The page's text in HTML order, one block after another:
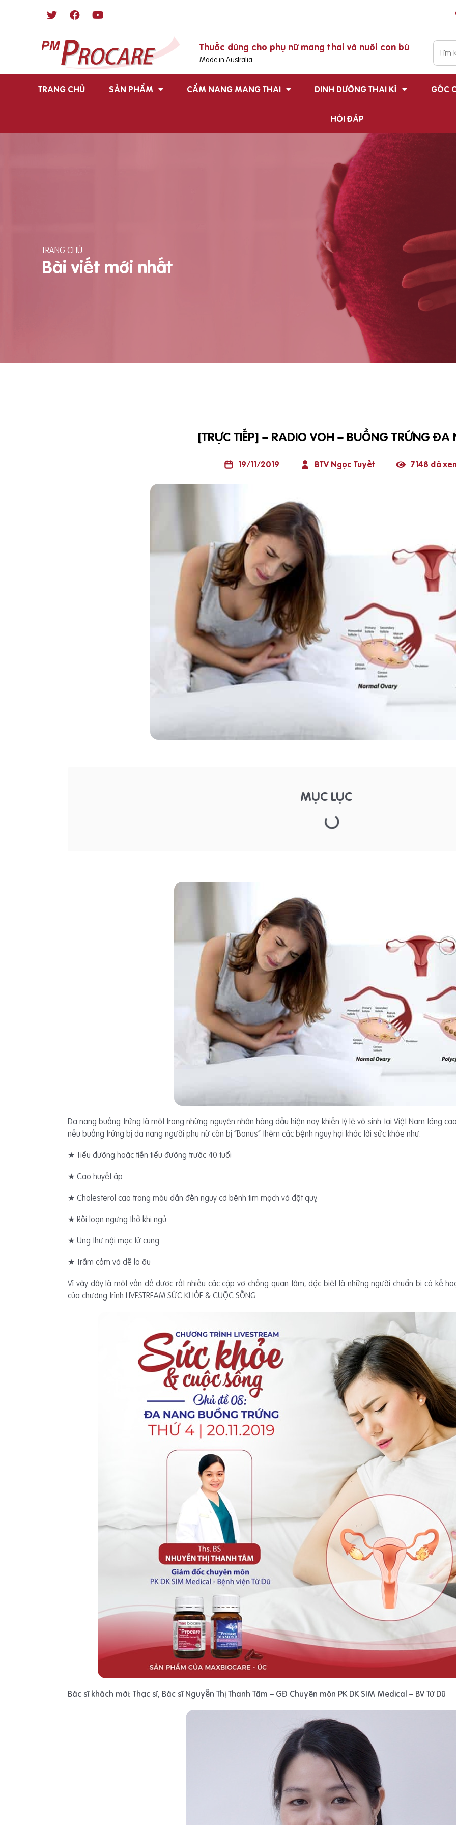
Thuốc dùng cho phụ nữ mang thai và nuôi con bú
Made in Australia
TRANG CHỦ SẢN PHẨM CẨM NANG MANG THAI DINH DƯỠNG THAI KÌ GÓC
HỎI ĐÁP
TRANG CHỦ
Bài viết mới nhất
[TRỰC TIẾP] – RADIO VOH – BUỒNG TRỨNG ĐA
19/11/2019 BTV Ngọc Tuyết 7148 đã
MỤC LỤC
Đa nang buồng trứng là một trong những nguyên nhân hàng đầu hiện nay khiến tỷ lệ vô sinh tại Việt Nam tăng
nếu buồng trứng bị đa nang người phụ nữ còn bị “Bonus” thêm các bệnh nguy hại khác tới sức khỏe như:
★ Tiểu đường hoặc tiền tiểu đường trước 40 tuổi
★ Cao huyết áp
★ Cholesterol cao trong máu dẫn đến nguy cơ bệnh tim mạch và đột quỵ
★ Rối loạn ngưng thở khi ngủ
★ Ung thư nội mạc tử cung
★ Trầm cảm và dễ lo âu
Vì vậy đây là một vấn đề được rất nhiều các cặp vợ chồng quan tâm, đặc biệt là những người chuẩn bị có kế
của chương trình LIVESTREAM SỨC KHỎE & CUỘC SỐNG.
Bác sĩ khách mời: Thạc sĩ, Bác sĩ Nguyễn Thị Thanh Tâm – GĐ Chuyên môn PK DK SIM Medical – BV Từ Dũ